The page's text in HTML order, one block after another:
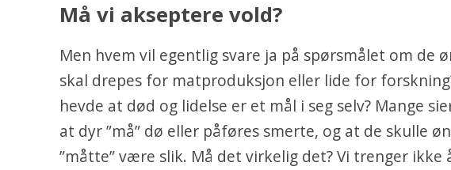
Må vi akseptere vold?
Men hvem vil egentlig svare ja på spørsmålet om de
skal drepes for matproduksjon eller lide for
hevde at død og lidelse er et mål i seg selv? Mange
at dyr ”må” dø eller påføres smerte, og at de skulle
”måtte” være slik. Må det virkelig det? Vi trenger ikke